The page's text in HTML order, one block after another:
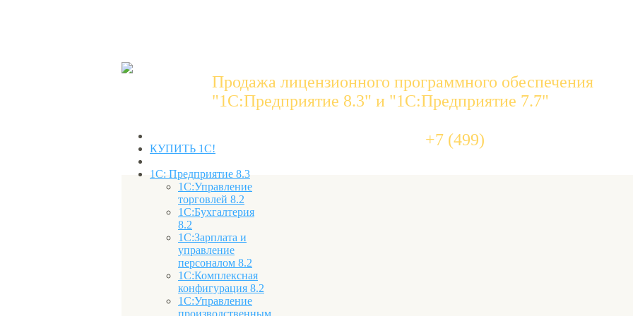
Продажа лицензионного программного обеспечения
"1C:Предприятие 8.3" и "1С:Предприятие 7.7"
+7 (499)
КУПИТЬ 1С!
1С: Предприятие 8.3
1С:Управление
торговлей 8.2
1С:Бухгалтерия
8.2
1С:Зарплата и
управление
персоналом 8.2
1С:Комплексная
конфигурация 8.2
1С:Управление
производственным